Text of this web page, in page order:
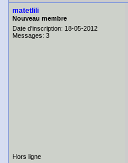
matetlili
Nouveau membre
Date d'inscription: 18-05-2012
Messages: 3
Hors ligne